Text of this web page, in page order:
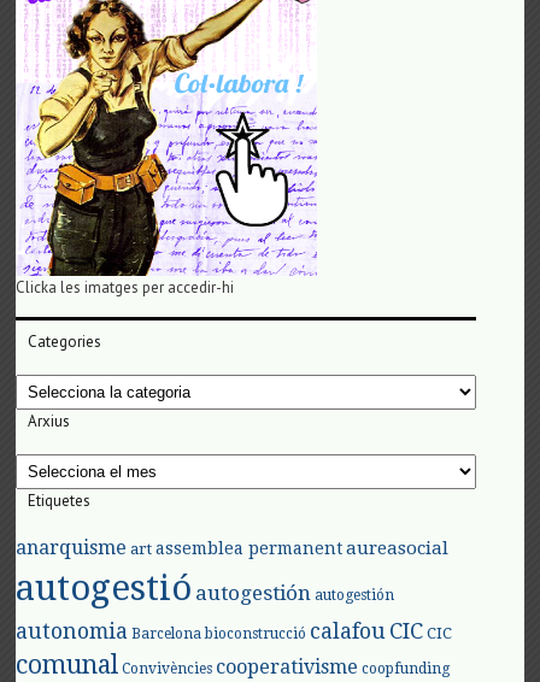
Clicka les imatges per accedir-hi
Categories
Categories
Arxius
Arxius
Etiquetes
anarquisme art assemblea permanent aureasocial
autogestió autogestión autogestión
autonomia Barcelona bioconstrucció calafouCIC CIC
comunal Convivències cooperativisme coopfunding